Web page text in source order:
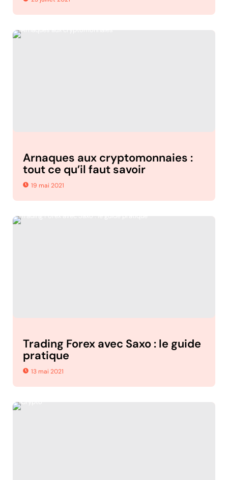
Arnaques aux cryptomonnaies :
tout ce qu’il faut savoir
19 mai 2021
Trading Forex avec Saxo : le guide
pratique
13 mai 2021